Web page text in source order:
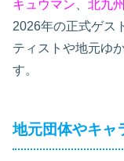
キュウマン
北九
2026年の正式ゲス
ティストや地元ゆ
す。
地元団体やキャ